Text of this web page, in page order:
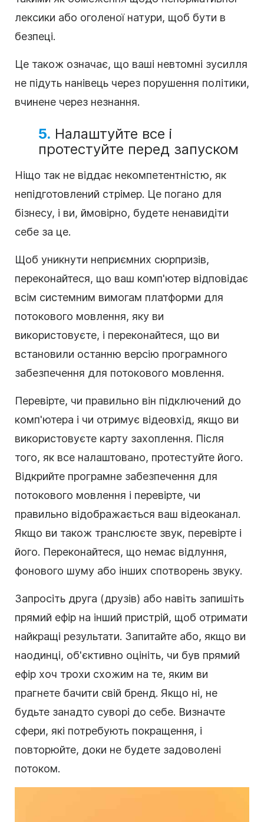
лексики або оголеної натури, щоб бути в
безпеці.
Це також означає, що ваші невтомні зусилля
не підуть нанівець через порушення політики,
вчинене через незнання.
5. Налаштуйте все і
протестуйте перед запуском
Ніщо так не віддає некомпетентністю, як
непідготовлений стрімер. Це погано для
бізнесу, і ви, ймовірно, будете ненавидіти
себе за це.
Щоб уникнути неприємних сюрпризів,
переконайтеся, що ваш комп'ютер відповідає
всім системним вимогам платформи для
потокового мовлення, яку ви
використовуєте, і переконайтеся, що ви
встановили останню версію програмного
забезпечення для потокового мовлення.
Перевірте, чи правильно він підключений до
комп'ютера і чи отримує відеовхід, якщо ви
використовуєте карту захоплення. Після
того, як все налаштовано, протестуйте його.
Відкрийте програмне забезпечення для
потокового мовлення і перевірте, чи
правильно відображається ваш відеоканал.
Якщо ви також транслюєте звук, перевірте і
його. Переконайтеся, що немає відлуння,
фонового шуму або інших спотворень звуку.
Запросіть друга (друзів) або навіть запишіть
прямий ефір на інший пристрій, щоб отримати
найкращі результати. Запитайте або, якщо ви
наодинці, об'єктивно оцініть, чи був прямий
ефір хоч трохи схожим на те, яким ви
прагнете бачити свій бренд. Якщо ні, не
будьте занадто суворі до себе. Визначте
сфери, які потребують покращення, і
повторюйте, доки не будете задоволені
потоком.